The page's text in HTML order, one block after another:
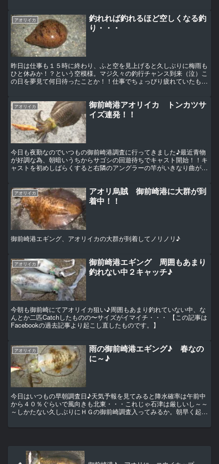
アオリイカ
釣れれば釣れるほど空しくなる釣
り・・・
昨日は仕事も１５時に終わり、ふと空を見上げると久しぶりに梅雨も
ひと休みか！？という空模様。マジ久々の釣行チャンス到来（泣）こ
の日を夢見て何日待ったことか！！仕事でちょっぴり疲れていたもの
アオリイカ
御前崎港アオリイカ トンカツサ
イズ連発！！
今日も夜勤なのでいつもの御前崎港調査に行ってきました♪最近青物
が好調な為、朝暗いうちからサゴシの回遊待ちでキャスト開始！！キ
ャストを初めしばらくすると右隣のアングラーの竿がいきなり曲がっ
アオリイカ
アオリ烏賊 御前崎港に大群が到
着中！！
御前崎港エギング、アオリイカの大群が到着してノリノリ♪
アオリイカ
御前崎港エギング 周囲もあまり
釣れない中２キャッチ♪
今朝も御前崎にてアオリイカ狙い♪周囲もあまり釣れていない中、な
んとか二匹Catchしたものの〜サイズがイマイチ・・・ 【この記事は
Facebookの過去記事より起こし直したものです。】
アオリイカ
雨の御前崎港エギング♪ 春なの
に～♪
今日はいつもの早朝調査日♪天気予報を見てみると降水確率は午前中
から４０％ぐらいで風向きも北東・・・これじゃ石津は厳しいし～～
～しかたない久しぶりにＨＧの御前崎調査入ってみるか。朝早く起き